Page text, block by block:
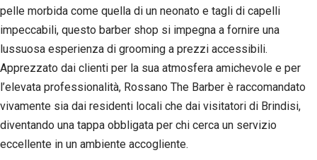
pelle morbida come quella di un neonato e tagli di capelli
impeccabili, questo barber shop si impegna a fornire una
lussuosa esperienza di grooming a prezzi accessibili.
Apprezzato dai clienti per la sua atmosfera amichevole e per
l’elevata professionalità, Rossano The Barber è raccomandato
vivamente sia dai residenti locali che dai visitatori di Brindisi,
diventando una tappa obbligata per chi cerca un servizio
eccellente in un ambiente accogliente.
non sono
facoltativi.
necessari per il
corretto
funzionamento
del sito web.
Statistiche